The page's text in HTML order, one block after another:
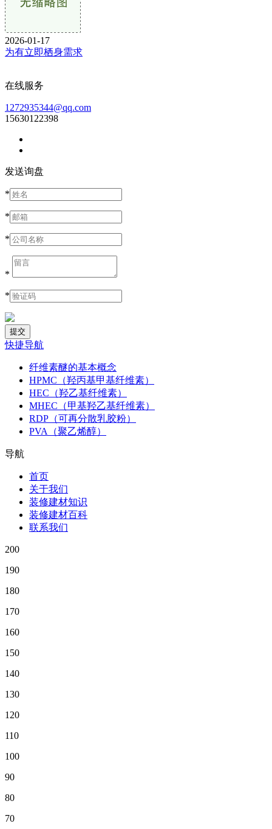
2026-01-17
为有立即栖身需求
在线服务
1272935344@qq.com
15630122398
发送询盘
*
*
*
*
*
快捷导航
纤维素醚的基本概念
HPMC（羟丙基甲基纤维素）
HEC（羟乙基纤维素）
MHEC（甲基羟乙基纤维素）
RDP（可再分散乳胶粉）
PVA（聚乙烯醇）
导航
首页
关于我们
装修建材知识
装修建材百科
联系我们
200
190
180
170
160
150
140
130
120
110
100
90
80
70